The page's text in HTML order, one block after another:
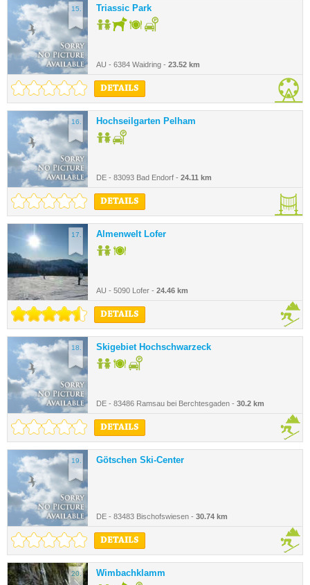
15. Triassic Park
AU - 6384 Waidring - 23.52 km
DETAILS
16. Hochseilgarten Pelham
DE - 83093 Bad Endorf - 24.11 km
DETAILS
17. Almenwelt Lofer
AU - 5090 Lofer - 24.46 km
DETAILS
18. Skigebiet Hochschwarzeck
DE - 83486 Ramsau bei Berchtesgaden - 30.2 km
DETAILS
19. Götschen Ski-Center
DE - 83483 Bischofswiesen - 30.74 km
DETAILS
20. Wimbachklamm